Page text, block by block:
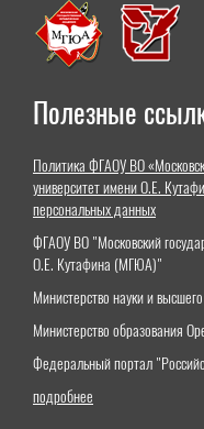
Полезные
Политика ФГАОУ ВО
университет имени О.Е.
персональных данных
ФГАОУ ВО "Московский
О.Е. Кутафина (МГЮА)"
Министерство науки и
Министерство образования
Федеральный портал
подробнее